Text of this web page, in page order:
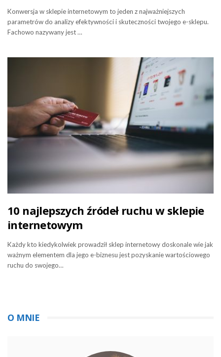
Konwersja w sklepie internetowym to jeden z najważniejszych
parametrów do analizy efektywności i skuteczności twojego e-sklepu.
Fachowo nazywany jest …
10 najlepszych źródeł ruchu w sklepie
internetowym
Każdy kto kiedykolwiek prowadził sklep internetowy doskonale wie jak
ważnym elementem dla jego e-biznesu jest pozyskanie wartościowego
ruchu do swojego…
O MNIE